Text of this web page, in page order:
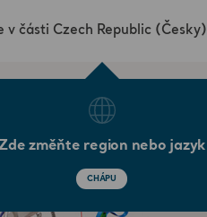
v části Czech Republic (Česky)
změňte region nebo jazyk
CHÁPU